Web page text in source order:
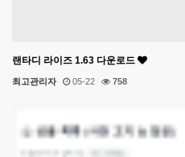
랜타디 라이즈 1.63 다운로드
최고관리자 05-22 758